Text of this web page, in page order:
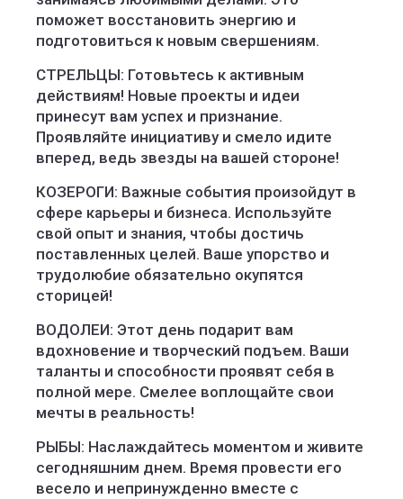
поможет восстановить энергию и
подготовиться к новым свершениям.
СТРЕЛЬЦЫ: Готовьтесь к активным
действиям! Новые проекты и идеи
принесут вам успех и признание.
Проявляйте инициативу и смело идите
вперед, ведь звезды на вашей стороне!
КОЗЕРОГИ: Важные события произойдут в
сфере карьеры и бизнеса. Используйте
свой опыт и знания, чтобы достичь
поставленных целей. Ваше упорство и
трудолюбие обязательно окупятся
сторицей!
ВОДОЛЕИ: Этот день подарит вам
вдохновение и творческий подъем. Ваши
таланты и способности проявят себя в
полной мере. Смелее воплощайте свои
мечты в реальность!
РЫБЫ: Наслаждайтесь моментом и живите
сегодняшним днем. Время провести его
весело и непринужденно вместе с